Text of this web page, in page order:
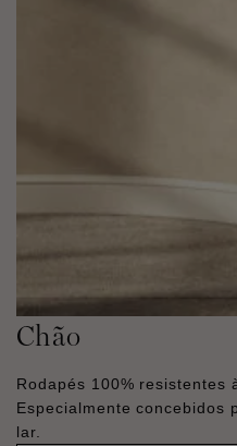
Chão
Rodapés 100% resistentes
Especialmente concebidos
lar.